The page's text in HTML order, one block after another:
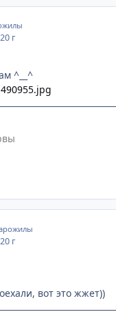
20 г
^__^
20 г
вот это жжет))